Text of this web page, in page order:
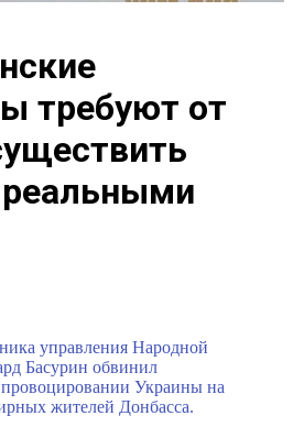
требуют от
управления Народной
Басурин обвинил
Украины на
жителей Донбасса.